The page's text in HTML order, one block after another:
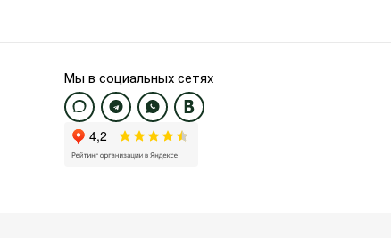
Мы в социальных сетях